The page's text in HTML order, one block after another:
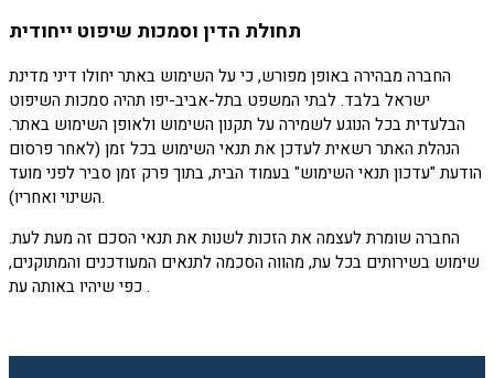
תחולת הדין וסמכות שיפוט ייחודית
החברה מבהירה באופן מפורש, כי על השימוש באתר יחולו דיני מדינת
ישראל בלבד. לבתי המשפט בתל-אביב-יפו תהיה סמכות השיפוט
הבלעדית בכל הנוגע לשמירה על תקנון השימוש ולאופן השימוש באתר.
הנהלת האתר רשאית לעדכן את תנאי השימוש בכל זמן (לאחר פרסום
הודעת "עדכון תנאי השימוש" בעמוד הבית, בתוך פרק זמן סביר לפני מועד
השינוי ואחריו).
החברה שומרת לעצמה את הזכות לשנות את תנאי הסכם זה מעת לעת.
שימוש בשירותים בכל עת, מהווה הסכמה לתנאים המעודכנים והמתוקנים,
כפי שיהיו באותה עת .